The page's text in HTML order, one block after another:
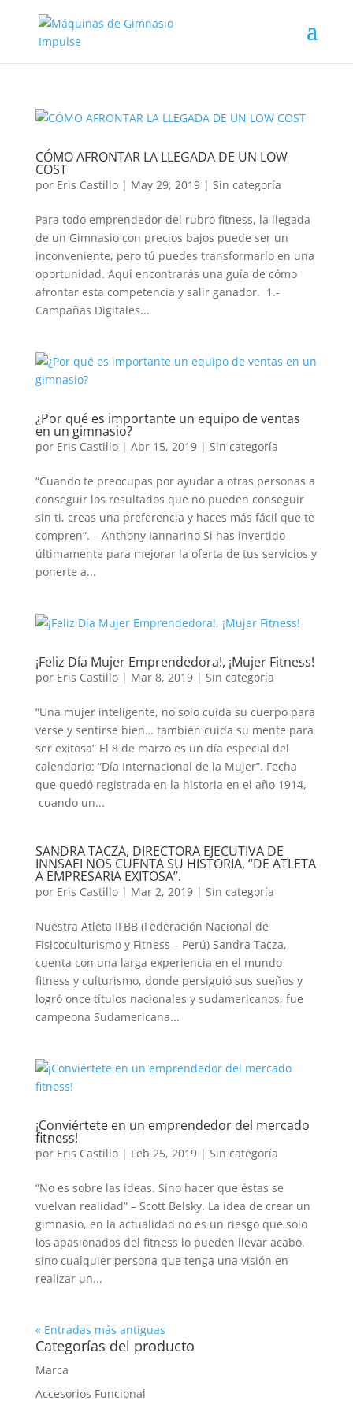
CÓMO AFRONTAR LA LLEGADA DE UN LOW
COST
por Eris Castillo| May 29, 2019| Sin categoría
Para todo emprendedor del rubro fitness, la llegada
de un Gimnasio con precios bajos puede ser un
inconveniente, pero tú puedes transformarlo en una
oportunidad. Aquí encontrarás una guía de cómo
afrontar esta competencia y salir ganador. 1.-
Campañas Digitales...
¿Por qué es importante un equipo de ventas
en un gimnasio?
por Eris Castillo| Abr 15, 2019| Sin categoría
“Cuando te preocupas por ayudar a otras personas a
conseguir los resultados que no pueden conseguir
sin ti, creas una preferencia y haces más fácil que te
compren“. – Anthony Iannarino Si has invertido
últimamente para mejorar la oferta de tus servicios y
ponerte a...
¡Feliz Día Mujer Emprendedora!, ¡Mujer Fitness!
por Eris Castillo| Mar 8, 2019| Sin categoría
“Una mujer inteligente, no solo cuida su cuerpo para
verse y sentirse bien… también cuida su mente para
ser exitosa” El 8 de marzo es un día especial del
calendario: “Día Internacional de la Mujer”. Fecha
que quedó registrada en la historia en el año 1914,
cuando un...
SANDRA TACZA, DIRECTORA EJECUTIVA DE
INNSAEI NOS CUENTA SU HISTORIA, “DE ATLETA
A EMPRESARIA EXITOSA”.
por Eris Castillo| Mar 2, 2019| Sin categoría
Nuestra Atleta IFBB (Federación Nacional de
Fisicoculturismo y Fitness – Perú) Sandra Tacza,
cuenta con una larga experiencia en el mundo
fitness y culturismo, donde persiguió sus sueños y
logró once títulos nacionales y sudamericanos, fue
campeona Sudamericana...
¡Conviértete en un emprendedor del mercado
fitness!
por Eris Castillo| Feb 25, 2019| Sin categoría
“No es sobre las ideas. Sino hacer que éstas se
vuelvan realidad” – Scott Belsky. La idea de crear un
gimnasio, en la actualidad no es un riesgo que solo
los apasionados del fitness lo pueden llevar acabo,
sino cualquier persona que tenga una visión en
realizar un...
« Entradas más antiguas
Categorías del producto
Marca
Accesorios Funcional